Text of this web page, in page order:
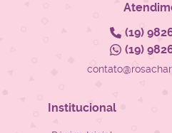
(19)
(19)
Institucional